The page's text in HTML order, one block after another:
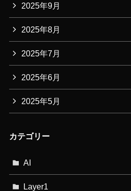
2025年9月
2025年8月
2025年7月
2025年6月
2025年5月
カテゴリー
AI
Layer1